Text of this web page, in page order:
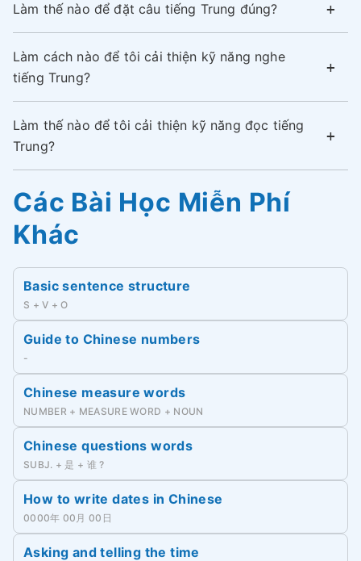
Làm thế nào để đặt câu tiếng Trung đúng?
Làm cách nào để tôi cải thiện kỹ năng nghe
tiếng Trung?
Làm thế nào để tôi cải thiện kỹ năng đọc tiếng
Trung?
Các Bài Học Miễn Phí
Khác
Basic sentence structure
S + V + O
Guide to Chinese numbers
-
Chinese measure words
NUMBER + MEASURE WORD + NOUN
Chinese questions words
SUBJ. + 是 + 谁 ?
How to write dates in Chinese
0000年 00月 00日
Asking and telling the time